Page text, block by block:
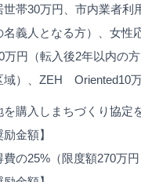
世帯30万円、市内業者利
名義人となる方）、女性
万円（転入後2年以内の
域）、ZEH Oriented10
を購入しまちづくり協定
励金額】
の25%（限度額270万円